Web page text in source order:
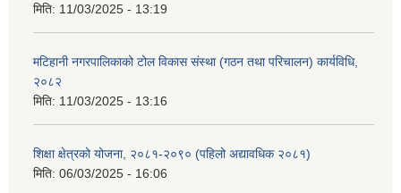
मिति: 11/03/2025 - 13:19
मटिहानी नगरपालिकाको टोल विकास संस्था (गठन तथा परिचालन) कार्यविधि,
२०८२
मिति: 11/03/2025 - 13:16
शिक्षा क्षेत्रको योजना, २०८१-२०९० ‌‍(पहिलो अद्यावधिक २०८१)
मिति: 06/03/2025 - 16:06